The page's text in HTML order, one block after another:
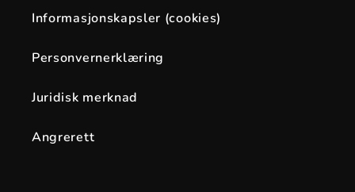
Informasjonskapsler (cookies)
Personvernerklæring
Juridisk merknad
Angrerett